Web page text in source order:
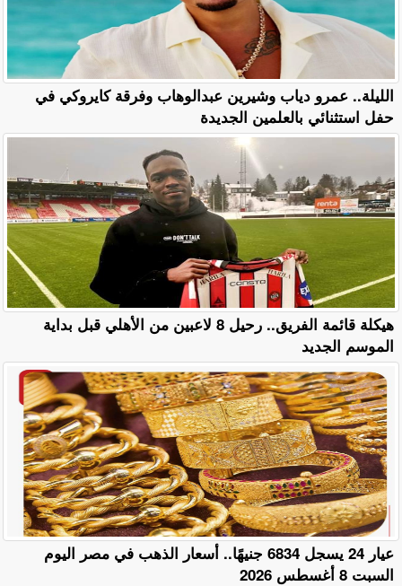
الليلة.. عمرو دياب وشيرين عبدالوهاب وفرقة كايروكي في
حفل استثنائي بالعلمين الجديدة
هيكلة قائمة الفريق.. رحيل 8 لاعبين من الأهلي قبل بداية
الموسم الجديد
عيار 24 يسجل 6834 جنيهًا.. أسعار الذهب في مصر اليوم
السبت 8 أغسطس 2026